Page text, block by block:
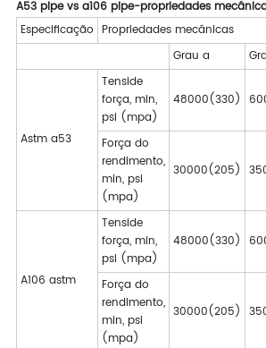
A53 pipe vs a106 pipe-propriedades
Especificação Propriedades mecânicas
Grau a
Astm a53
Tenside
força, min,
psi (mpa)
48000(330)
Força do
rendimento,
min, psi
(mpa)
30000(205)
A106 astm
Tenside
força, min,
psi (mpa)
48000(330)
Força do
rendimento,
min, psi
(mpa)
30000(205)